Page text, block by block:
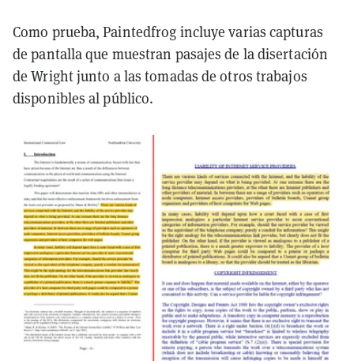
Como prueba, Paintedfrog incluye varias capturas
de pantalla que muestran pasajes de la disertación
de Wright junto a las tomadas de otros trabajos
disponibles al público.